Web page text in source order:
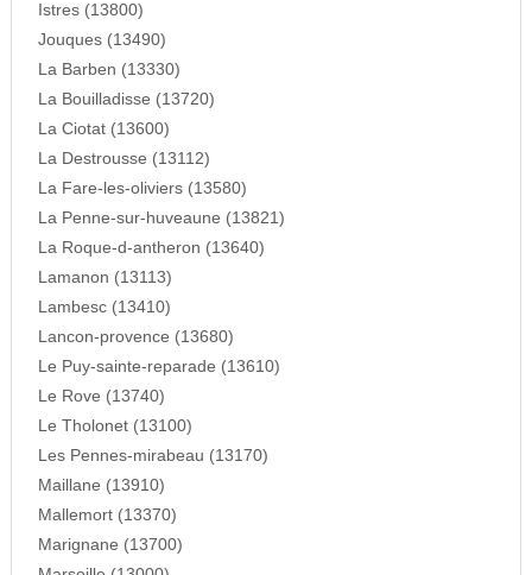
Istres (13800)
Jouques (13490)
La Barben (13330)
La Bouilladisse (13720)
La Ciotat (13600)
La Destrousse (13112)
La Fare-les-oliviers (13580)
La Penne-sur-huveaune (13821)
La Roque-d-antheron (13640)
Lamanon (13113)
Lambesc (13410)
Lancon-provence (13680)
Le Puy-sainte-reparade (13610)
Le Rove (13740)
Le Tholonet (13100)
Les Pennes-mirabeau (13170)
Maillane (13910)
Mallemort (13370)
Marignane (13700)